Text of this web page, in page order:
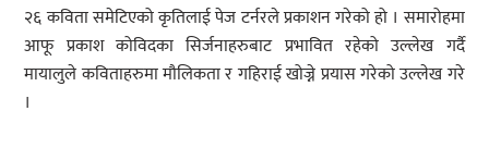
२६ कविता समेटिएको कृतिलाई पेज टर्नरले प्रकाशन गरेको हो । समारोहमा
आफू प्रकाश कोविदका सिर्जनाहरुबाट प्रभावित रहेको उल्लेख गर्दै
मायालुले कविताहरुमा मौलिकता र गहिराई खोज्ने प्रयास गरेको उल्लेख गरे
।